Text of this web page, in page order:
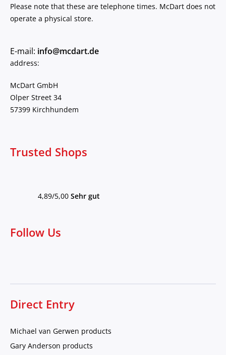
Please note that these are telephone times. McDart does not
operate a physical store.
E-mail: info@mcdart.de
address:
McDart GmbH
Olper Street 34
57399 Kirchhundem
Trusted Shops
4,89/5,00 Sehr gut
Follow Us
Direct Entry
Michael van Gerwen products
Gary Anderson products